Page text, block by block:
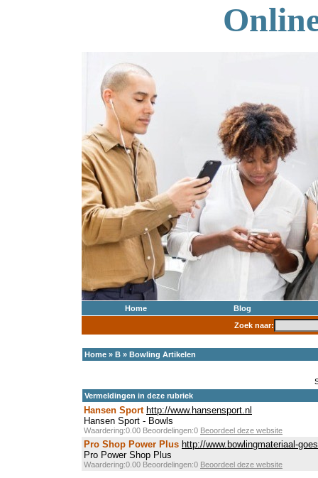
Home
Blog
Zoek naar:
Home » B » Bowling Artikelen
Vermeldingen in deze rubriek
Hansen Sport http://www.hansensport.nl
Hansen Sport - Bowls
Waardering:0.00 Beoordelingen:0 Beoordeel deze website
Pro Shop Power Plus http://www.bowlingmateriaal-
Pro Power Shop Plus
Waardering:0.00 Beoordelingen:0 Beoordeel deze website